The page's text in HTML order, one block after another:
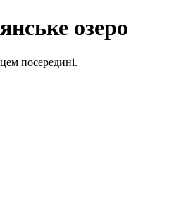
озеро
посередині.